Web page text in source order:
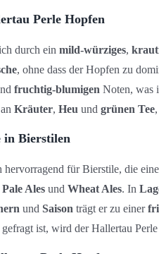
Perle Hopfen
durch ein mild-würziges,
, ohne dass der Hopfen zu
fruchtig-blumigen Noten, was
Kräuter, Heu und grünen Tee
in Bierstilen
hervorragend für Bierstile, die eine
Pale Ales und Wheat Ales. In
und Saison trägt er zu einer
ist, wird der Hallertau